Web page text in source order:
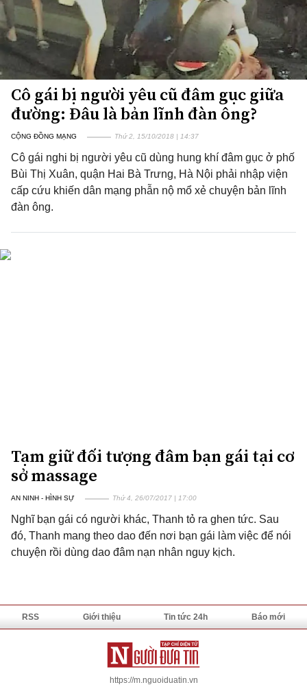
Cô gái bị người yêu cũ đâm gục giữa
đường: Đâu là bản lĩnh đàn ông?
CỘNG ĐỒNG MẠNG Thứ 2, 15/10/2018 | 14:37
Cô gái nghi bị người yêu cũ dùng hung khí đâm gục ở phố
Bùi Thị Xuân, quận Hai Bà Trưng, Hà Nội phải nhập viện
cấp cứu khiến dân mạng phẫn nộ mổ xẻ chuyện bản lĩnh
đàn ông.
Tạm giữ đối tượng đâm bạn gái tại cơ
sở massage
AN NINH - HÌNH SỰ Thứ 4, 26/07/2017 | 17:00
Nghĩ bạn gái có người khác, Thanh tỏ ra ghen tức. Sau
đó, Thanh mang theo dao đến nơi bạn gái làm việc để nói
chuyện rồi dùng dao đâm nạn nhân nguy kịch.
RSS Giới thiệu Tin tức 24h Báo mới
https://m.nguoiduatin.vn